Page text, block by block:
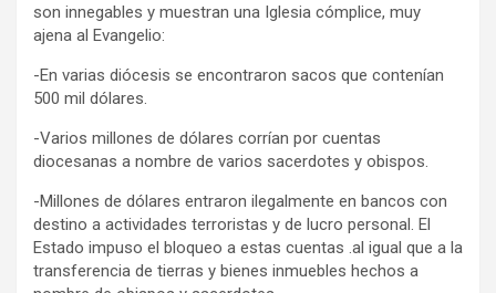
son innegables y muestran una Iglesia cómplice, muy
ajena al Evangelio:
-En varias diócesis se encontraron sacos que contenían
500 mil dólares.
-Varios millones de dólares corrían por cuentas
diocesanas a nombre de varios sacerdotes y obispos.
-Millones de dólares entraron ilegalmente en bancos con
destino a actividades terroristas y de lucro personal. El
Estado impuso el bloqueo a estas cuentas .al igual que a la
transferencia de tierras y bienes inmuebles hechos a